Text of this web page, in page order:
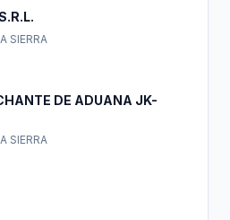
SIERRA
DE ADUANA JK-
SIERRA